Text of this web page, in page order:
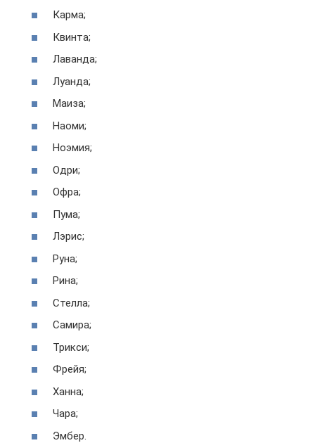
Карма;
Квинта;
Лаванда;
Луанда;
Маиза;
Наоми;
Ноэмия;
Одри;
Офра;
Пума;
Лэрис;
Руна;
Рина;
Стелла;
Самира;
Трикси;
Фрейя;
Ханна;
Чара;
Эмбер.